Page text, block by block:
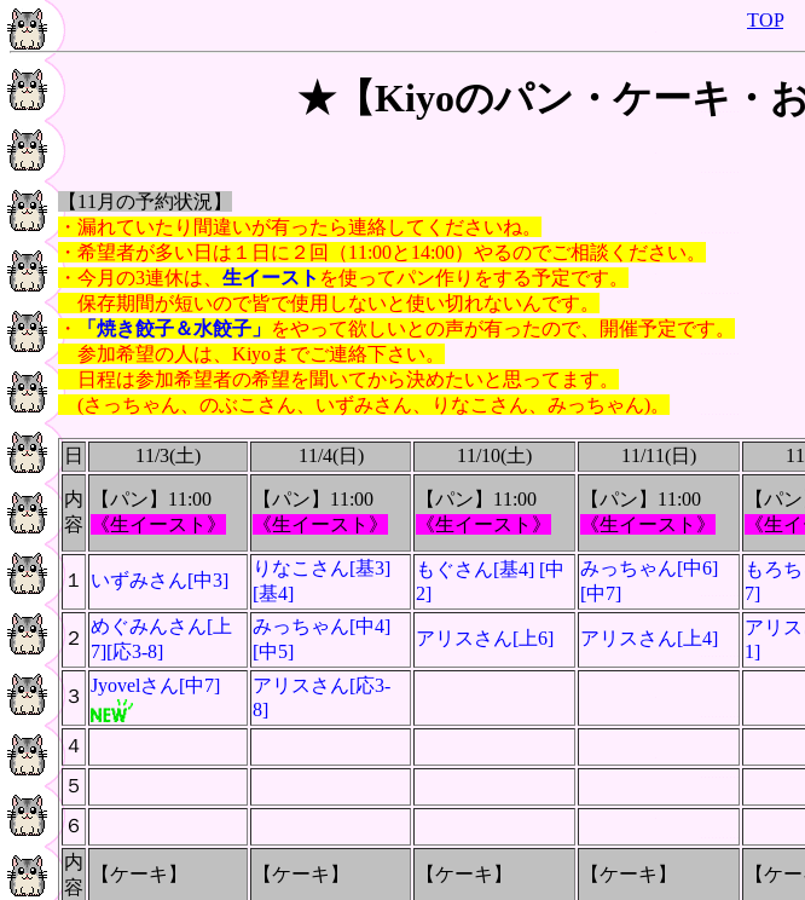
TOP
★【Kiyoのパン・ケーキ・
【 11月の予約状況 】
・漏れていたり間違いが有ったら連絡してくださいね。
・希望者が多い日は１日に２回（11:00と14:00）やるのでご相談ください。
・今月の3連休は、 生イースト を使ってパン作りをする予定です。
保存期間が短いので皆で使用しないと使い切れないんです。
・
「焼き餃子＆水餃子」 をやって欲しいとの声が有ったので、開催予定です。
参加希望の人は、Kiyoまでご連絡下さい。
日程は参加希望者の希望を聞いてから決めたいと思ってます。
(さっちゃん、のぶこさん、いずみさん、りなこさん、みっちゃん)。
日 11/3(土) 11/4(日) 11/10(土) 11/11(日)
内
容
【パン】11:00
《生イースト》
【パン】11:00
《生イースト》
【パン】11:00
《生イースト》
【パン】11:00
《生イースト》
【パ
《生
１ いずみさん[中3]
りなこさん[基3]
[基4]
もぐさん[基4] [中
2]
みっちゃん[中6]
[中7]
もろ
7]
２
めぐみんさん[上
7][応3-8]
みっちゃん[中4]
[中5]
アリスさん[上6] アリスさん[上4]
アリ
1]
３
Jyovelさん[中7]
アリスさん[応3-
8]
４
５
６
内
容
【ケーキ】 【ケーキ】 【ケーキ】 【ケーキ】 【ケー